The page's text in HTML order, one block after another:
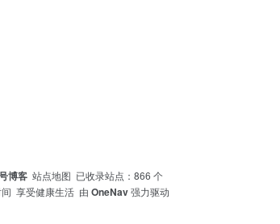
博客 站点地图 已收录站点：866 个
享受健康生活 由 OneNav强力驱动